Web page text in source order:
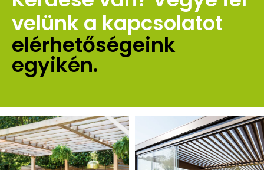
velünk a kapcsolatot
elérhetőségeink
egyikén.